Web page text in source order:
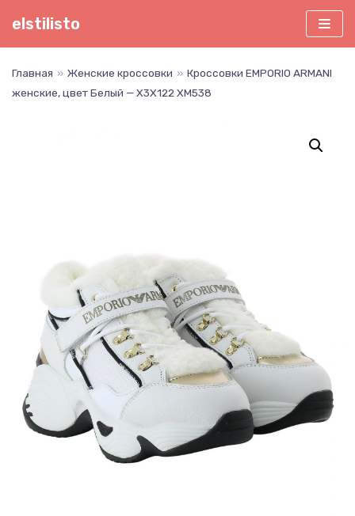
Перейти
elstilisto
Главная » Женские кроссовки » Кроссовки EMPORIO ARMANI
женские, цвет Белый — X3X122 XM538